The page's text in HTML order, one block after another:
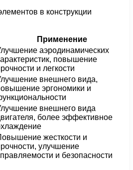
в конструкции
Применение
аэродинамических
повышение
и легкости
внешнего вида,
эргономики и
внешнего вида
более эффективное
жесткости и
улучшение
и безопасности